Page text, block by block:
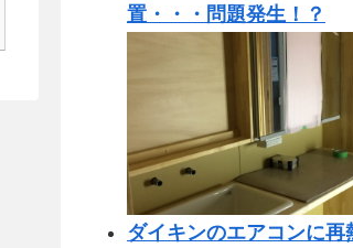
置・・・問題発生！？
ダイキンのエアコンに再